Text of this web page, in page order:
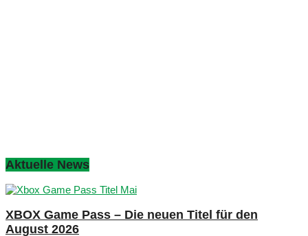
Aktuelle News
XBOX Game Pass – Die neuen Titel für den
August 2026